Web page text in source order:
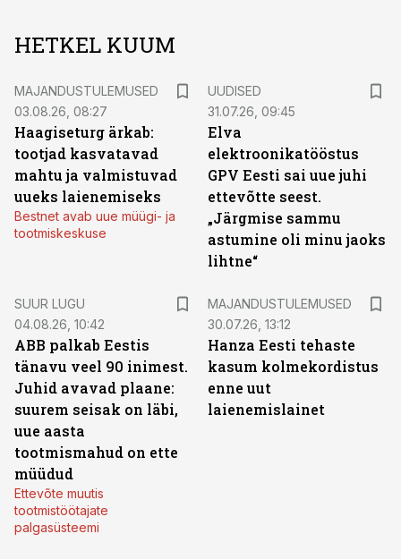
HETKEL KUUM
MAJANDUSTULEMUSED
03.08.26, 08:27
Haagiseturg ärkab:
tootjad kasvatavad
mahtu ja valmistuvad
uueks laienemiseks
Bestnet avab uue müügi- ja
tootmiskeskuse
UUDISED
31.07.26, 09:45
Elva
elektroonikatööstus
GPV Eesti sai uue juhi
ettevõtte seest.
„Järgmise sammu
astumine oli minu jaoks
lihtne“
SUUR LUGU
04.08.26, 10:42
ABB palkab Eestis
tänavu veel 90 inimest.
Juhid avavad plaane:
suurem seisak on läbi,
uue aasta
tootmismahud on ette
müüdud
Ettevõte muutis
tootmistöötajate
palgasüsteemi
MAJANDUSTULEMUSED
30.07.26, 13:12
Hanza Eesti tehaste
kasum kolmekordistus
enne uut
laienemislainet